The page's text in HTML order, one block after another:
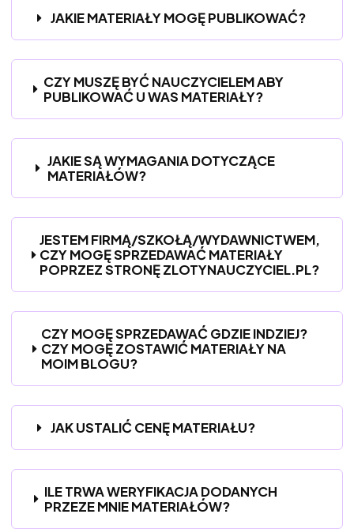
JAKIE MATERIAŁY MOGĘ PUBLIKOWAĆ?
CZY MUSZĘ BYĆ NAUCZYCIELEM ABY
PUBLIKOWAĆ U WAS MATERIAŁY?
JAKIE SĄ WYMAGANIA DOTYCZĄCE
MATERIAŁÓW?
JESTEM FIRMĄ/SZKOŁĄ/WYDAWNICTWEM,
CZY MOGĘ SPRZEDAWAĆ MATERIAŁY
POPRZEZ STRONĘ ZLOTYNAUCZYCIEL.PL?
CZY MOGĘ SPRZEDAWAĆ GDZIE INDZIEJ?
CZY MOGĘ ZOSTAWIĆ MATERIAŁY NA
MOIM BLOGU?
JAK USTALIĆ CENĘ MATERIAŁU?
ILE TRWA WERYFIKACJA DODANYCH
PRZEZE MNIE MATERIAŁÓW?